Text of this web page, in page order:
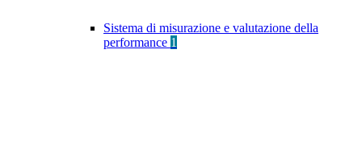
Sistema di misurazione e valutazione della
performance 1